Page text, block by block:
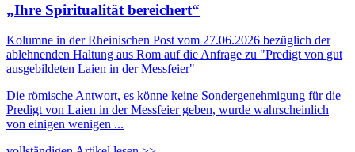
„Ihre Spiritualität bereichert“
Kolumne in der Rheinischen Post vom 27.06.2026 bezüglich der
ablehnenden Haltung aus Rom auf die Anfrage zu "Predigt von gut
ausgebildeten Laien in der Messfeier"
Die römische Antwort, es könne keine Sondergenehmigung für die
Predigt von Laien in der Messfeier geben, wurde wahrscheinlich
von einigen wenigen ...